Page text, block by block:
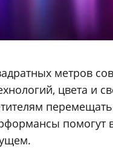
метров
цвета и
помогут